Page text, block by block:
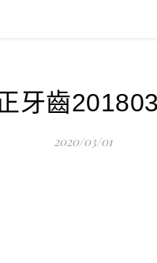
牙齒
2020/03/01